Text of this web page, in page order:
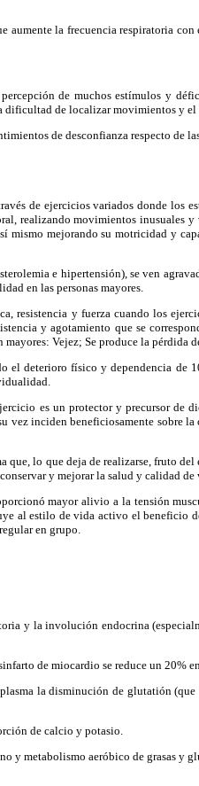
la frecuencia respiratoria
de muchos estímulos y
de localizar movimientos y
de desconfianza respecto
de ejercicios variados donde los
realizando movimientos
mejorando su motricidad y
e hipertensión), se ven
en las personas mayores.
resistencia y fuerza cuando los
y agotamiento que se
Vejez; Se produce la
deterioro físico y dependencia de
es un protector y precursor de
inciden beneficiosamente sobre
lo que deja de realizarse, fruto
y mejorar la salud y calidad de
mayor alivio a la tensión
al estilo de vida activo el beneficio
en grupo.
y la involución endocrina
de miocardio se reduce un 20%
la disminución de glutatión
de calcio y potasio.
y metabolismo aeróbico de grasas y